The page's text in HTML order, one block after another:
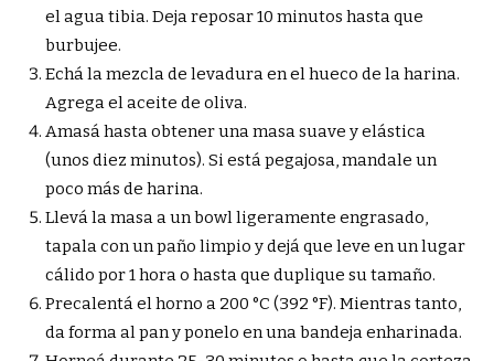
el agua tibia. Deja reposar 10 minutos hasta que
burbujee.
Echá la mezcla de levadura en el hueco de la harina.
Agrega el aceite de oliva.
Amasá hasta obtener una masa suave y elástica
(unos diez minutos). Si está pegajosa, mandale un
poco más de harina.
Llevá la masa a un bowl ligeramente engrasado,
tapala con un paño limpio y dejá que leve en un lugar
cálido por 1 hora o hasta que duplique su tamaño.
Precalentá el horno a 200 °C (392 °F). Mientras tanto,
da forma al pan y ponelo en una bandeja enharinada.